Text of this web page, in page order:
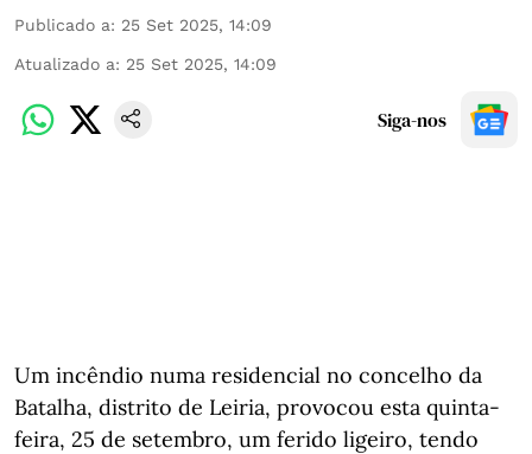
Publicado a: 25 Set 2025, 14:09
Atualizado a: 25 Set 2025, 14:09
Siga-nos
Um incêndio numa residencial no concelho da
Batalha, distrito de Leiria, provocou esta quinta-
feira, 25 de setembro, um ferido ligeiro, tendo